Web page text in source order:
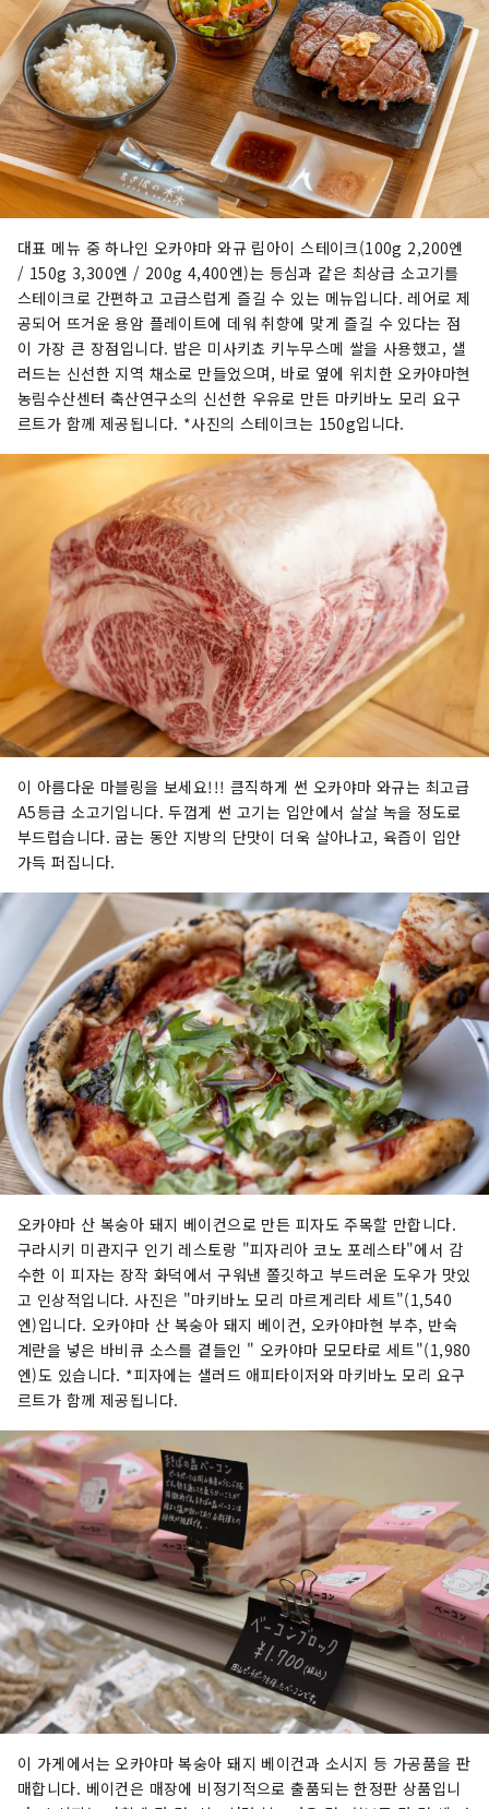
대표 메뉴 중 하나인 오카야마 와규 립아이 스테이크(100g 2,200엔
/ 150g 3,300엔 / 200g 4,400엔)는 등심과 같은 최상급 소고기를
스테이크로 간편하고 고급스럽게 즐길 수 있는 메뉴입니다. 레어로 제
공되어 뜨거운 용암 플레이트에 데워 취향에 맞게 즐길 수 있다는 점
이 가장 큰 장점입니다. 밥은 미사키쵸 키누무스메 쌀을 사용했고, 샐
러드는 신선한 지역 채소로 만들었으며, 바로 옆에 위치한 오카야마현
농림수산센터 축산연구소의 신선한 우유로 만든 마키바노 모리 요구
르트가 함께 제공됩니다. *사진의 스테이크는 150g입니다.
이 아름다운 마블링을 보세요!!! 큼직하게 썬 오카야마 와규는 최고급
A5등급 소고기입니다. 두껍게 썬 고기는 입안에서 살살 녹을 정도로
부드럽습니다. 굽는 동안 지방의 단맛이 더욱 살아나고, 육즙이 입안
가득 퍼집니다.
오카야마 산 복숭아 돼지 베이컨으로 만든 피자도 주목할 만합니다.
구라시키 미관지구 인기 레스토랑 "피자리아 코노 포레스타"에서 감
수한 이 피자는 장작 화덕에서 구워낸 쫄깃하고 부드러운 도우가 맛있
고 인상적입니다. 사진은 "마키바노 모리 마르게리타 세트"(1,540
엔)입니다. 오카야마 산 복숭아 돼지 베이컨, 오카야마현 부추, 반숙
계란을 넣은 바비큐 소스를 곁들인 " 오카야마 모모타로 세트"(1,980
엔)도 있습니다. *피자에는 샐러드 애피타이저와 마키바노 모리 요구
르트가 함께 제공됩니다.
이 가게에서는 오카야마 복숭아 돼지 베이컨과 소시지 등 가공품을 판
매합니다. 베이컨은 매장에 비정기적으로 출품되는 한정판 상품입니